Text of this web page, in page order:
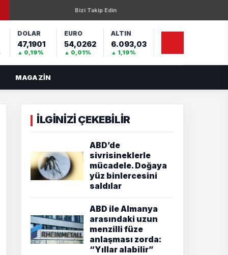
Bizi Takip Edin
DOLAR
47,1901
▲ 0,19%
EURO
54,0262
▲ 0,01%
ALTIN
6.093,03
▲ 1,19%
MAGAZIN
İLGİNİZİ ÇEKEBİLİR
ABD’de
sivrisineklerle
mücadele. Doğaya
yüz binlercesini
saldılar
ABD ile Almanya
arasındaki uzun
menzilli füze
anlaşması zorda:
“Yıllar alabilir”